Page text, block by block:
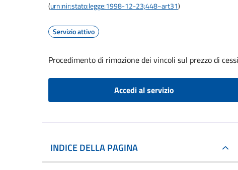
(urn:nir:stato:legge:1998-12-23;448~art31)
Servizio attivo
Procedimento di rimozione dei vincoli sul prezzo di
Accedi al servizio
INDICE DELLA PAGINA